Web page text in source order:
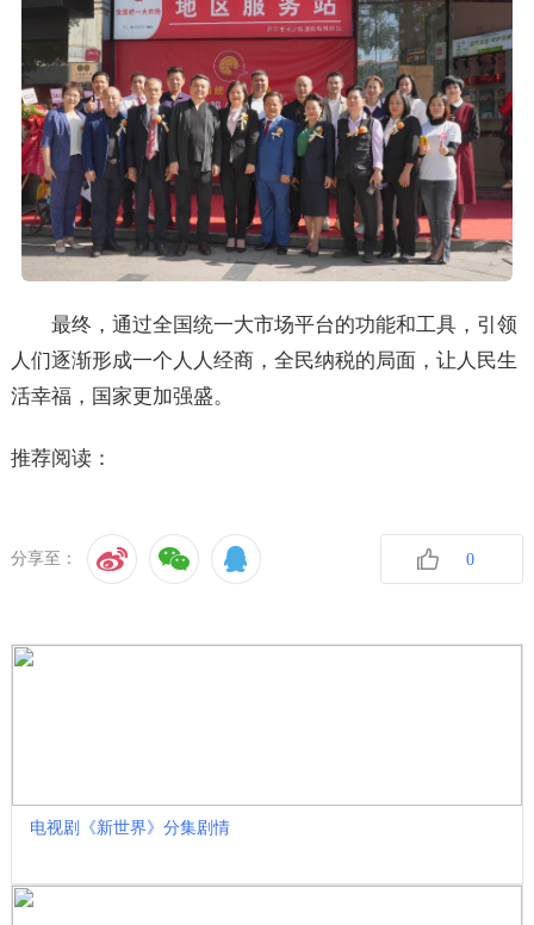
最终，通过全国统一大市场平台的功能和工具，引领
人们逐渐形成一个人人经商，全民纳税的局面，让人民生
活幸福，国家更加强盛。
推荐阅读：
分享至： 0
电视剧《新世界》分集剧情